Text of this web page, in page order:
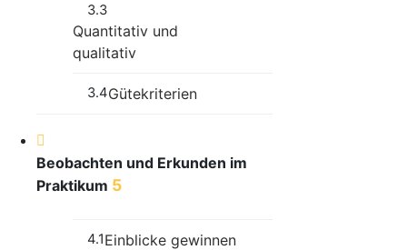
3.3
Quantitativ und
qualitativ
3.4Gütekriterien
Beobachten und Erkunden im
Praktikum 5
4.1Einblicke gewinnen